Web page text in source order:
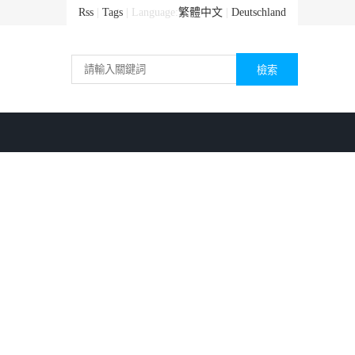
Rss Tags | Language: 繁體中文 Deutschland